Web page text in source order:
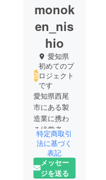
monok
en_nis
hio
愛知県
初めてのプ
ロジェクト
です
愛知県西尾
市にある製
造業に携わ
る経営者が
学びと西尾
市の製造業
の未来のた
めに設立し
特定商取引
法に基づく
表記
メッセー
ジを送る